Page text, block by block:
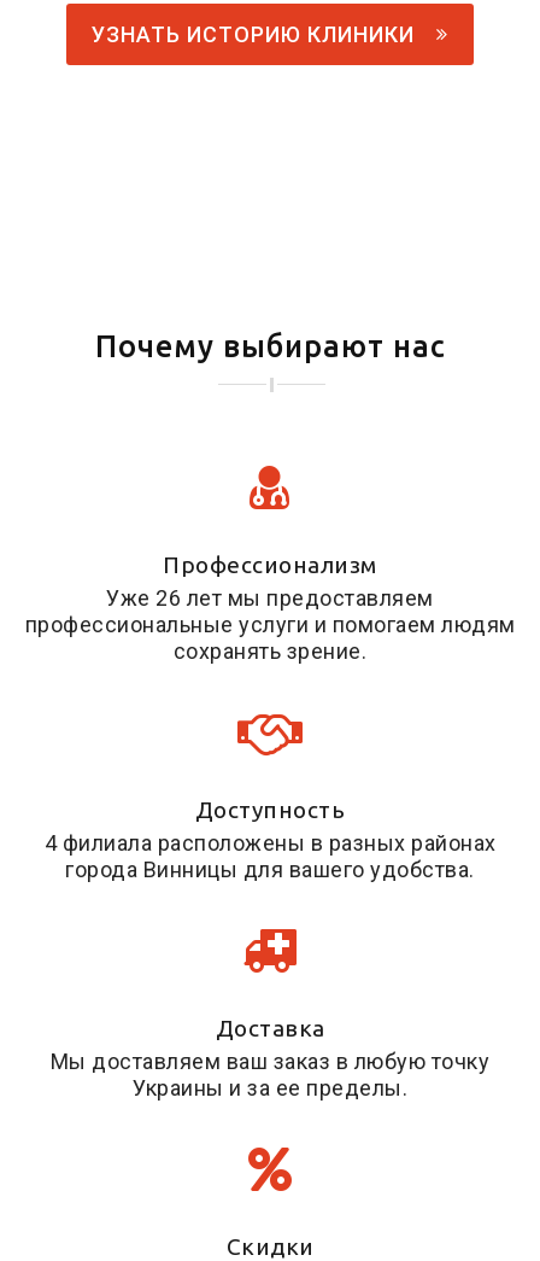
УЗНАТЬ ИСТОРИЮ КЛИНИКИ
Почему выбирают нас
Профессионализм
Уже 26 лет мы предоставляем
профессиональные услуги и помогаем людям
сохранять зрение.
Доступность
4 филиала расположены в разных районах
города Винницы для вашего удобства.
Доставка
Мы доставляем ваш заказ в любую точку
Украины и за ее пределы.
Скидки